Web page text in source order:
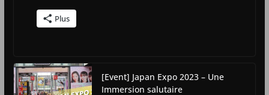
Plus
[Event] Japan Expo 2023 – Une
Immersion salutaire